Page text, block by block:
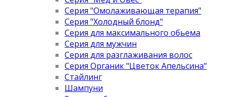
Серия "Омолаживающая терапия"
Серия "Холодный блонд"
Серия для максимального обьема
Серия для мужчин
Серия для разглаживания волос
Серия Органик "Цветок Апельсина"
Стайлинг
Шампуни